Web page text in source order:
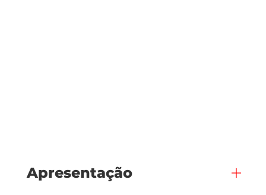
Apresentação